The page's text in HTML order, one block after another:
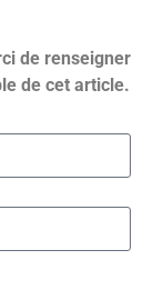
de renseigner
de cet article.